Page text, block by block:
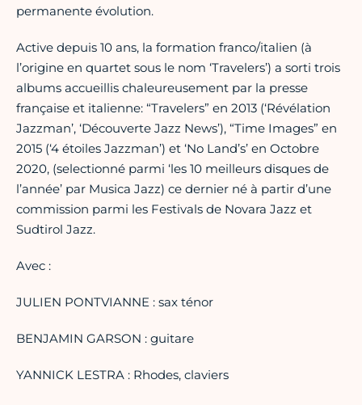
permanente évolution.
Active depuis 10 ans, la formation franco/italien (à
l’origine en quartet sous le nom ‘Travelers’) a sorti trois
albums accueillis chaleureusement par la presse
française et italienne: “Travelers” en 2013 (‘Révélation
Jazzman’, ‘Découverte Jazz News’), “Time Images” en
2015 (‘4 étoiles Jazzman’) et ‘No Land’s’ en Octobre
2020, (selectionné parmi ‘les 10 meilleurs disques de
l’année’ par Musica Jazz) ce dernier né à partir d’une
commission parmi les Festivals de Novara Jazz et
Sudtirol Jazz.
Avec :
JULIEN PONTVIANNE : sax ténor
BENJAMIN GARSON : guitare
YANNICK LESTRA : Rhodes, claviers